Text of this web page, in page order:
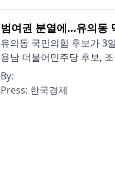
범여권 분열에…유의동
유의동 국민의힘 후보가 3
용남 더불어민주당 후보,
By:
Press: 한국경제